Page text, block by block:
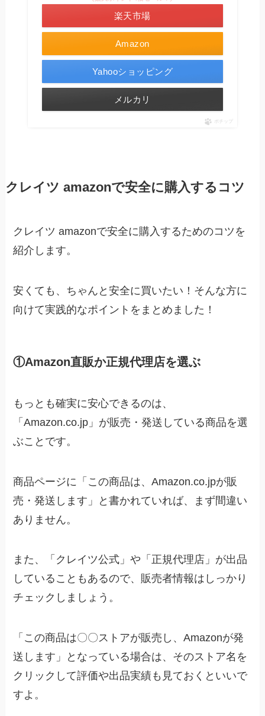
Amazon
楽天市場
Yahooショッピング
メルカリ
ポチップ
クレイツ amazonで安全に購入するコツ
クレイツ amazonで安全に購入するためのコツを
紹介します。
安くても、ちゃんと安全に買いたい！そんな方に
向けて実践的なポイントをまとめました！
①Amazon直販か正規代理店を選ぶ
もっとも確実に安心できるのは、
「Amazon.co.jp」が販売・発送している商品を選
ぶことです。
商品ページに「この商品は、Amazon.co.jpが販
売・発送します」と書かれていれば、まず間違い
ありません。
また、「クレイツ公式」や「正規代理店」が出品
していることもあるので、販売者情報はしっかり
チェックしましょう。
「この商品は〇〇ストアが販売し、Amazonが発
送します」となっている場合は、そのストア名を
クリックして評価や出品実績も見ておくといいで
すよ。